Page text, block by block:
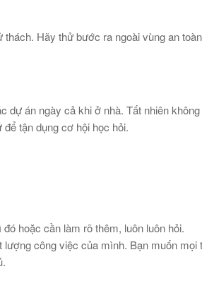
Hãy thử bước ra ngoài vùng an
án ngày cả khi ở nhà. Tất nhiên không
tận dụng cơ hội học hỏi.
hoặc cần làm rõ thêm, luôn luôn hỏi.
công việc của mình. Bạn muốn mọi